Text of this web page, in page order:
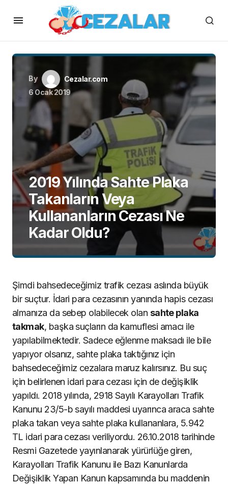
By
Cezalar.com
6 Ocak 2019
2019 Yılında Sahte Plaka
Takanların Veya
Kullananların Cezası Ne
Kadar Oldu?
Şimdi bahsedeceğimiz trafik cezası aslında büyük
bir suçtur. İdari para cezasının yanında hapis cezası
almanıza da sebep olabilecek olan sahte plaka
takmak, başka suçların da kamuflesi amacı ile
yapılabilmektedir. Sadece eğlenme maksadı ile bile
yapıyor olsanız, sahte plaka taktığınız için
bahsedeceğimiz cezalara maruz kalırsınız. Bu suç
için belirlenen idari para cezası için de değişiklik
yapıldı. 2018 yılında, 2918 Sayılı Karayolları Trafik
Kanunu 23/5-b sayılı maddesi uyarınca araca sahte
plaka takan veya sahte plaka kullananlara, 5.942
TL idari para cezası veriliyordu. 26.10.2018 tarihinde
Resmi Gazetede yayınlanarak yürürlüğe giren,
Karayolları Trafik Kanunu ile Bazı Kanunlarda
Değişiklik Yapan Kanun kapsamında bu maddenin